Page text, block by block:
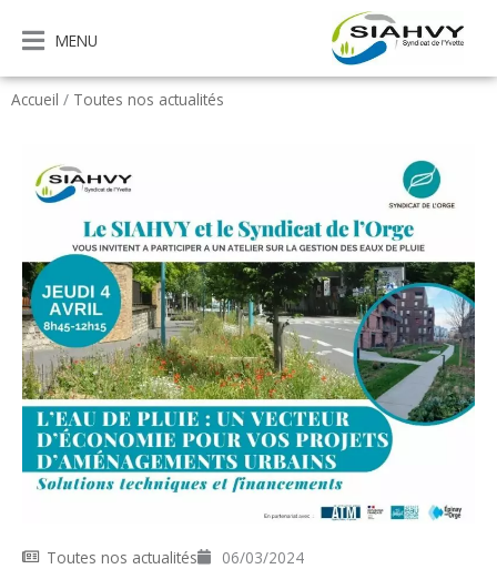
contenu
MENU
Accueil / Toutes nos actualités
Toutes nos actualités 06/03/2024